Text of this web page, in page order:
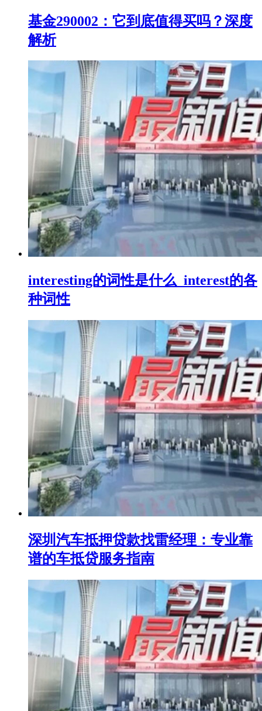
基金290002：它到底值得买吗？深度
解析
interesting的词性是什么_interest的各
种词性
深圳汽车抵押贷款找雷经理：专业靠
谱的车抵贷服务指南